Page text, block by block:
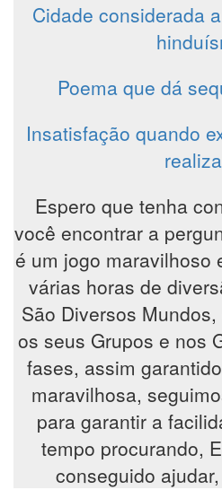
Cidade considerada
Poema que dá
Insatisfação quando
Espero que tenha
você encontrar a
é um jogo maravilhoso
várias horas de
São Diversos
os seus Grupos e nos
fases, assim
maravilhosa,
para garantir a
tempo procurando,
conseguido